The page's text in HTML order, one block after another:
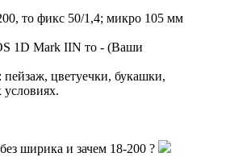
то фикс 50/1,4; микро 105 мм
1D Mark IIN то - (Ваши
пейзаж, цветуечки, букашки,
условиях.
ширика и зачем 18-200 ?